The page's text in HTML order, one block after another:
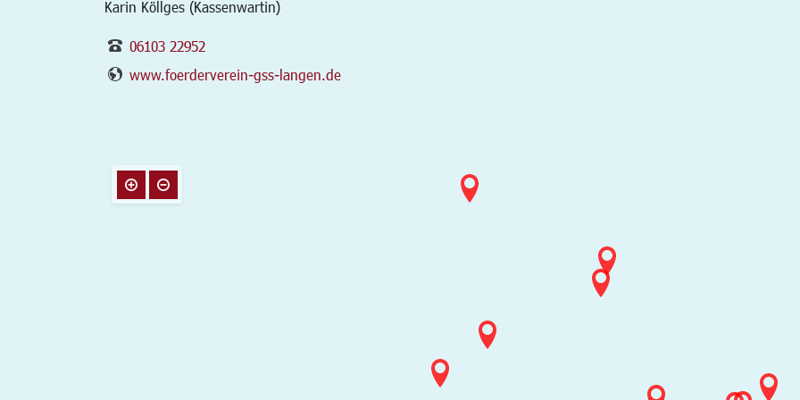
Karin Köllges (Kassenwartin)
06103 22952
www.foerderverein-gss-langen.de